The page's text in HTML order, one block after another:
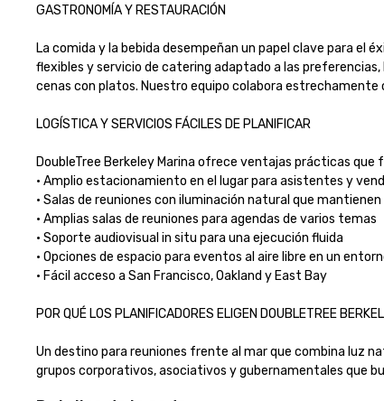
GASTRONOMÍA Y RESTAURACIÓN
La comida y la bebida desempeñan un papel clave para el
flexibles y servicio de catering adaptado a las
cenas con platos. Nuestro equipo colabora
LOGÍSTICA Y SERVICIOS FÁCILES DE PLANIFICAR
DoubleTree Berkeley Marina ofrece ventajas prácticas
• Amplio estacionamiento en el lugar para asistentes y
• Salas de reuniones con iluminación natural que
• Amplias salas de reuniones para agendas de varios temas
• Soporte audiovisual in situ para una ejecución fluida
• Opciones de espacio para eventos al aire libre en un
• Fácil acceso a San Francisco, Oakland y East Bay
POR QUÉ LOS PLANIFICADORES ELIGEN DOUBLETREE
Un destino para reuniones frente al mar que combina luz
grupos corporativos, asociativos y gubernamentales que